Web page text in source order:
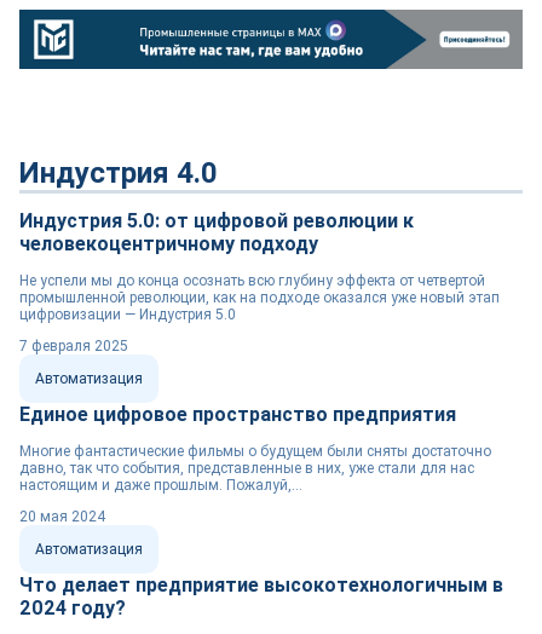
Индустрия 4.0
Индустрия 5.0: от цифровой революции к
человекоцентричному подходу
Не успели мы до конца осознать всю глубину эффекта от четвертой
промышленной революции, как на подходе оказался уже новый этап
цифровизации — Индустрия 5.0
Автоматизация
7 февраля 2025
Единое цифровое пространство предприятия
Многие фантастические фильмы о будущем были сняты достаточно
давно, так что события, представленные в них, уже стали для нас
настоящим и даже прошлым. Пожалуй,...
Автоматизация
20 мая 2024
Что делает предприятие высокотехнологичным в
2024 году?